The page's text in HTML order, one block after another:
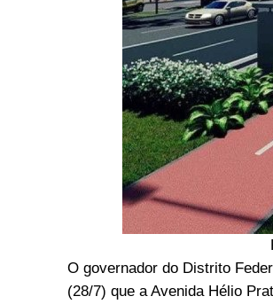
O governador do Distrito
(28/7) que a Avenida Hélio